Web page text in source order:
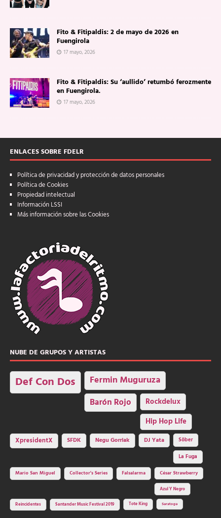
Fito & Fitipaldis: 2 de mayo de 2026 en
Fuengirola
17 mayo, 2026
Fito & Fitipaldis: Su ‘aullido’ retumbó ferozmente
en Fuengirola.
17 mayo, 2026
ENLACES SOBRE FDELR
Política de privacidad y protección de datos personales
Política de Cookies
Propiedad intelectual
Información LSSI
Más información sobre las Cookies
NUBE DE GRUPOS Y ARTISTAS
Def Con Dos Fermin Muguruza
Barón Rojo Rockdelux
Hip Hop Life
XpresidentX SFDK Negu Gorriak DJ Yata
Sôber
La Fuga
Mario San Miguel
Collector's Series Falsalarma César Strawberry
Azul Y Negro
Reincidentes Santander Music Festival 2019 Tote King Saratoga